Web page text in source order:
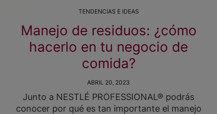
TENDENCIAS E IDEAS
Manejo de residuos: ¿cómo
hacerlo en tu negocio de
comida?
ABRIL 20, 2023
Junto a NESTLÉ PROFESSIONAL® podrás
conocer por qué es tan importante el manejo